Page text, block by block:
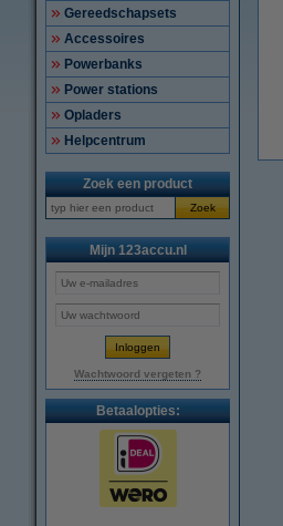
Gereedschapsets
Accessoires
Powerbanks
Power stations
Opladers
Helpcentrum
Zoek een product
Zoek
Mijn 123accu.nl
Wachtwoord vergeten ?
Betaalopties: